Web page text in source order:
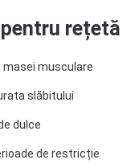
rețetă
musculare
slăbitului
dulce
de restricție